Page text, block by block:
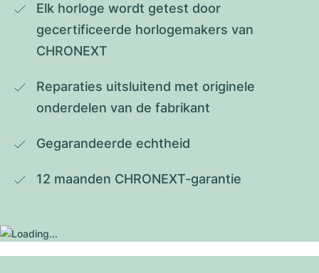
Elk horloge wordt getest door
gecertificeerde horlogemakers van
CHRONEXT
Reparaties uitsluitend met originele
onderdelen van de fabrikant
Gegarandeerde echtheid
12 maanden CHRONEXT-garantie